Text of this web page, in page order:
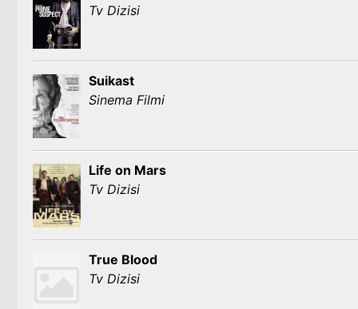
Tv Dizisi
Suikast
Sinema Filmi
Life on Mars
Tv Dizisi
True Blood
Tv Dizisi